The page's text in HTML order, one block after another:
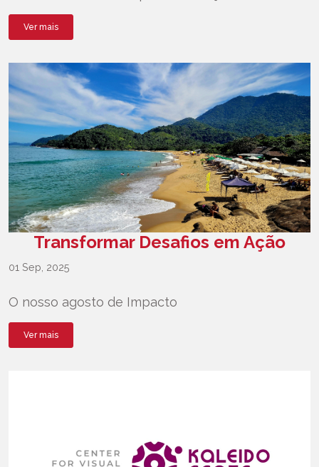
Ver mais
Transformar Desafios em Ação
01 Sep, 2025
O nosso agosto de Impacto
Ver mais